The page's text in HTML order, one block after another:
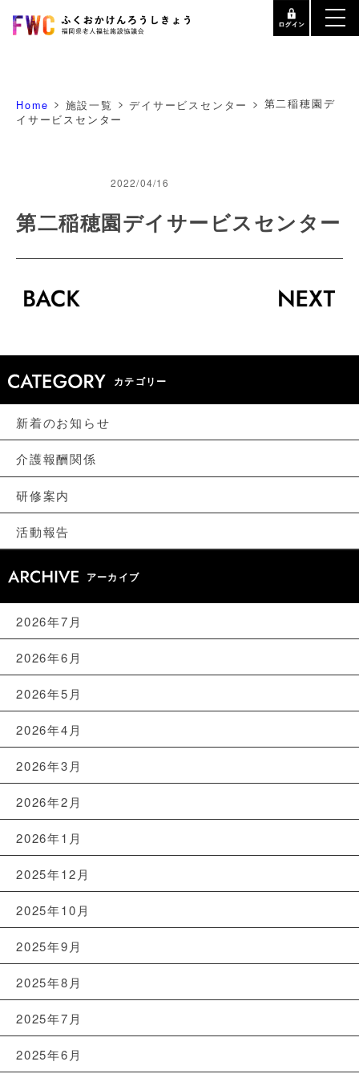
Home > 施設一覧 >デイサービスセンター > 第二稲穂園デ
イサービスセンター
2022/04/16
第二稲穂園デイサービスセンター
カテゴリー
新着のお知らせ
介護報酬関係
研修案内
活動報告
アーカイブ
2026年7月
2026年6月
2026年5月
2026年4月
2026年3月
2026年2月
2026年1月
2025年12月
2025年10月
2025年9月
2025年8月
2025年7月
2025年6月